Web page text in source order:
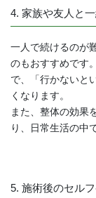
4. 家族や友人と
一人で続けるのが
のもおすすめです
で、「行かないと
くなります。
また、整体の効果
り、日常生活の中
5. 施術後のセル